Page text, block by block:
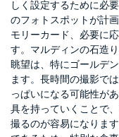
しく設定するために必
のフォトスポットが計
モリーカード、必要に
す。マルディンの石造
眺望は、特にゴールデ
ます。長時間の撮影で
っぱいになる可能性が
具を持っていくことで
撮るのが容易になりま